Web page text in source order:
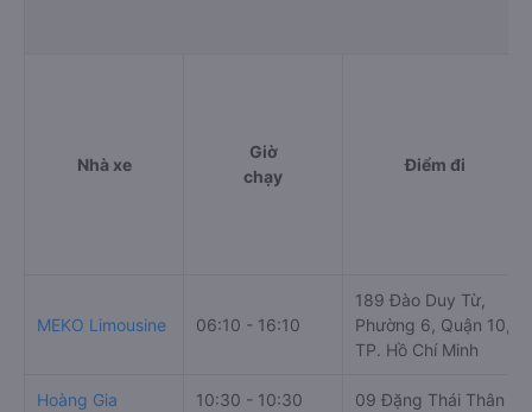
Nhà xe Khải Nam được đánh giá với số điểm trung bình là
4.7/5 dựa trên 495 đánh giá của khách hàng đã trải
Văn phòng xe Khải Nam ở Tân Bình - Sài Gòn:
Xem địa chỉ văn phòng nhà xe Khải Nam:
https://vexere.com/vi-VN/xe-khai-nam
Rieng:
1900 888684